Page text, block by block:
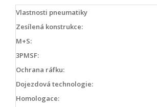
Vlastnosti pneumatiky
Zesílená konstrukce:
M+S:
3PMSF:
Ochrana ráfku:
Dojezdová technologie:
Homologace: